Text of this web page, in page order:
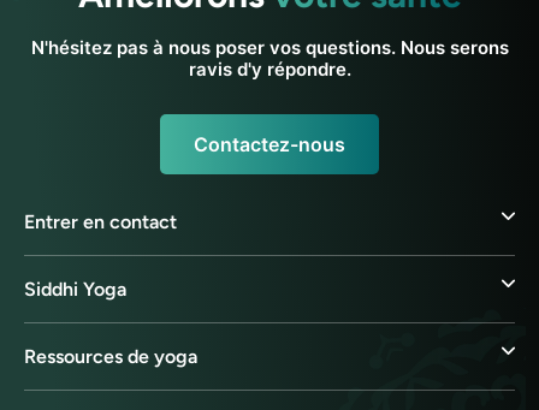
N'hésitez pas à nous poser vos questions. Nous serons
ravis d'y répondre.
Contactez-nous
Entrer en contact
Siddhi Yoga
Ressources de yoga